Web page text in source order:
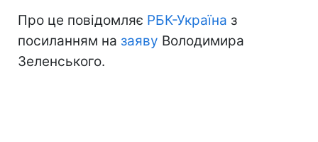
Про це повідомляє РБК-Україна з
посиланням на заяву Володимира
Зеленського.